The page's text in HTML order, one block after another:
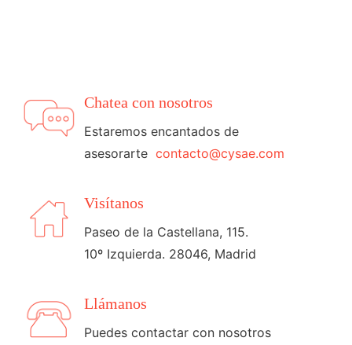
Chatea con nosotros
Estaremos encantados de
asesorarte contacto@cysae.com
Visítanos
Paseo de la Castellana, 115.
10º Izquierda. 28046, Madrid
Llámanos
Puedes contactar con nosotros